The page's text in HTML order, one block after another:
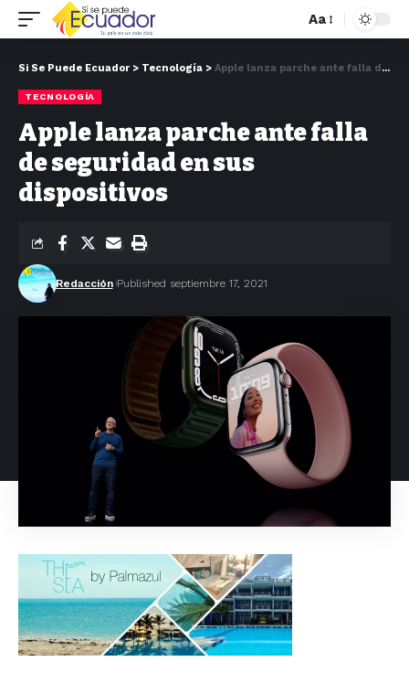
Aa
Si Se Puede Ecuador > Tecnología > Apple lanza parche ante falla de seguridad en sus dispositivos
TECNOLOGÍA
Apple lanza parche ante falla
de seguridad en sus
dispositivos
Redacción Published septiembre 17, 2021